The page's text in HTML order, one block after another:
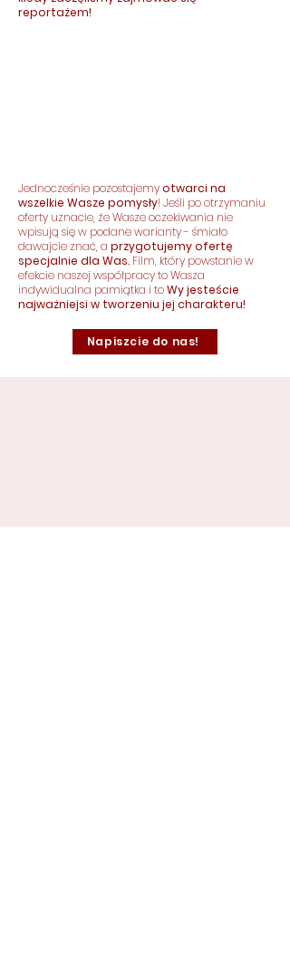
reportażem!
Jednocześnie pozostajemyotwarci na
wszelkie Wasze pomysły! Jeśli po otrzymaniu
oferty uznacie, że Wasze oczekiwania nie
wpisują się w podane warianty - śmiało
dawajcie znać, a przygotujemy ofertę
specjalnie dla Was. Film, który powstanie w
efekcie naszej współpracy to Wasza
indywidualna pamiątka i toWy jesteście
najważniejsi w tworzeniu jej charakteru!
Napiszcie do nas!